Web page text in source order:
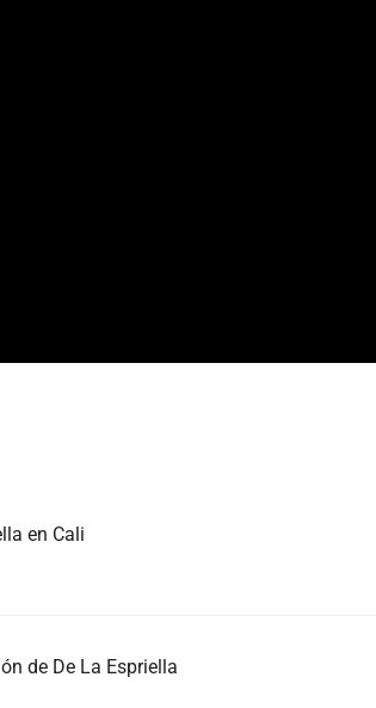
en Cali
de De La Espriella